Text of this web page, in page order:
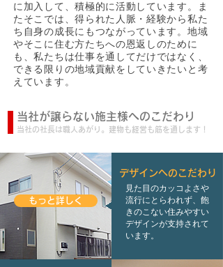
に加入して、積極的に活動しています。ま
たそこでは、得られた人脈・経験から私た
ち自身の成長にもつながっています。地域
やそこに住む方たちへの恩返しのために
も、私たちは仕事を通してだけではなく、
できる限りの地域貢献をしていきたいと考
えています。
もっと詳しく
デザインへのこだわり
見た目のカッコよさや
流行にとらわれず、飽
きのこない住みやすい
デザインが支持されて
います。
当社が譲らない施主様へのこだわり
当社の社長は職人あがり。建物も経営も筋を通します！